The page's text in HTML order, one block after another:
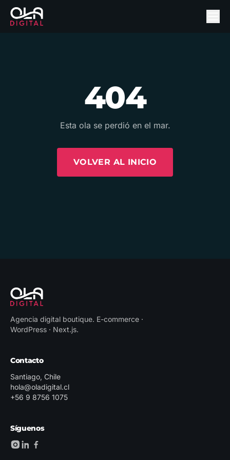
404
Esta ola se perdió en el mar.
VOLVER AL INICIO
Agencia digital boutique. E-commerce ·
WordPress · Next.js.
Contacto
Santiago, Chile
hola@oladigital.cl
+56 9 8756 1075
Síguenos